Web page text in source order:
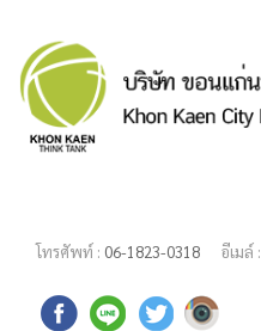
โทรศัพท์ : 06-1823-0318 อีเมล์ :